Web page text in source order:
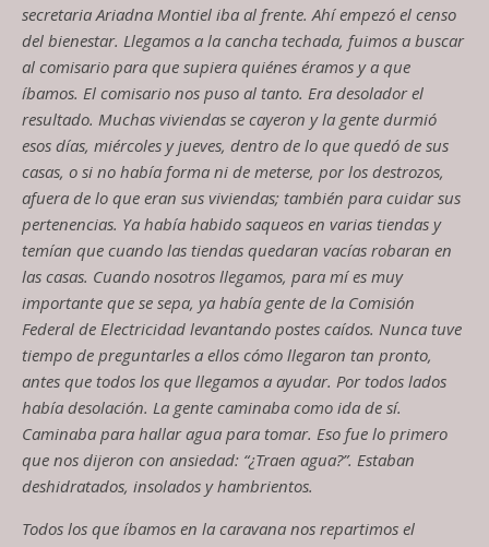
secretaria Ariadna Montiel iba al frente. Ahí empezó el censo
del bienestar. Llegamos a la cancha techada, fuimos a buscar
al comisario para que supiera quiénes éramos y a que
íbamos. El comisario nos puso al tanto. Era desolador el
resultado. Muchas viviendas se cayeron y la gente durmió
esos días, miércoles y jueves, dentro de lo que quedó de sus
casas, o si no había forma ni de meterse, por los destrozos,
afuera de lo que eran sus viviendas; también para cuidar sus
pertenencias. Ya había habido saqueos en varias tiendas y
temían que cuando las tiendas quedaran vacías robaran en
las casas. Cuando nosotros llegamos, para míes muy
importante que se sepa, ya había gente de la Comisión
Federal de Electricidad levantando postes caídos. Nunca tuve
tiempo de preguntarles a ellos cómo llegaron tan pronto,
antes que todos los que llegamos a ayudar. Por todos lados
había desolación. La gente caminaba como ida de sí.
Caminaba para hallar agua para tomar. Eso fue lo primero
que nos dijeron con ansiedad: “¿Traen agua?”. Estaban
deshidratados, insolados y hambrientos.
Todos los que íbamos en la caravana nos repartimos el